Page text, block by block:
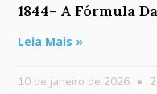
1844- A Fórmula
Leia Mais »
10 de janeiro de 2026